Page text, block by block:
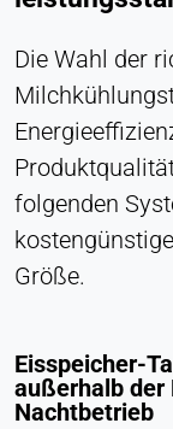
Die Wahl der
folgenden
Größe.
Eisspeicher-
außerhalb der
Nachtbetrieb
Cookie
Dauerhaft
Hotjar
Name:
Zweck:
Analyse